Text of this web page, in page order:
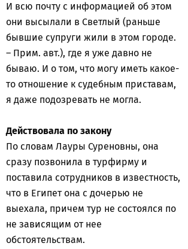
И всю почту с информацией об этом
они высылали в Светлый (раньше
бывшие супруги жили в этом городе.
– Прим. авт.), где я уже давно не
бываю. И о том, что могу иметь какое-
то отношение к судебным приставам,
я даже подозревать не могла.
Действовала по закону
По словам Лауры Суреновны, она
сразу позвонила в турфирму и
поставила сотрудников в известность,
что в Египет она с дочерью не
выехала, причем тур не состоялся по
не зависящим от нее
обстоятельствам.